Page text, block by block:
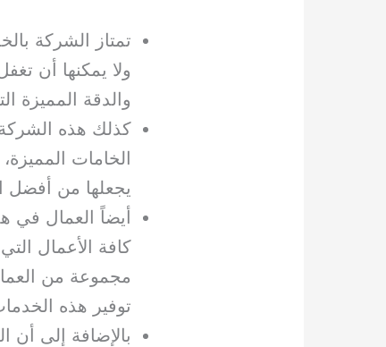
تمتاز الشركة
ولا يمكنها أن
والدقة المميزة
كذلك هذه الشركة
الخامات
يجعلها من أفضل
أيضاً العمال
كافة الأعمال
مجموعة من
توفير هذه
بالإضافة إلى